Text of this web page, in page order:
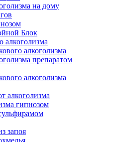
на дому
Блок
алкоголизма
алкоголизма
препаратом
алкоголизма
алкоголизма
гипнозом
запоя